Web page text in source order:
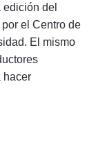
del
por el Centro de
El mismo
hacer